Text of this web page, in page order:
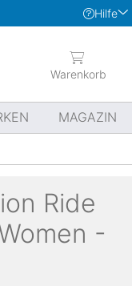
Hilfe
Warenkorb
MAGAZIN
Ride
-